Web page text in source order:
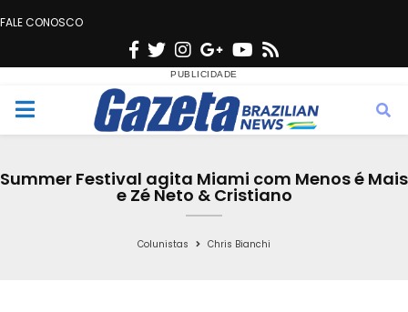
FALE CONOSCO
F
c
e
o
k
T
w
i
t
e
n
s
t
g
r
a
G
o
o
g
e
Y
u
t
b
s
M
Summer Festival agita Miami com Menos é Mais
e Zé Neto & Cristiano
Colunistas Chris Bianchi